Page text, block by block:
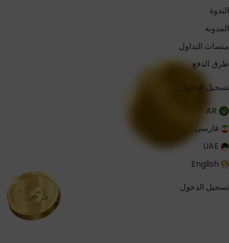
الندوة
المدونة
منصات التداول
طرق الدفع
تسجيل الدخول
فارسی
تسجيل الدخول